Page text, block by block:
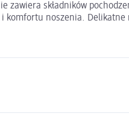
składników
noszenia.